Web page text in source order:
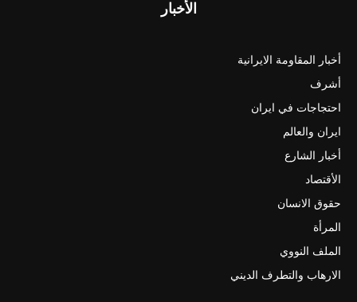
الأخبار
أخبار المقاومة الايرانية
أشرف
احتجاجات في ايران
ايران والعالم
أخبار الشارع
الأقتصاد
حقوق الانسان
المرأة
الملف النووي
الارهاب والتطرف الديني